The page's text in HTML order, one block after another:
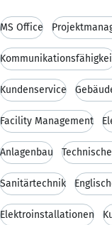
MS Office
Kundenservice
Facility Management
Anlagenbau
Sanitärtechnik
Elektroinstallationen